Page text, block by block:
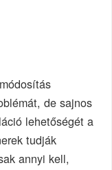
de sajnos
lehetőségét a
tudják
annyi kell,